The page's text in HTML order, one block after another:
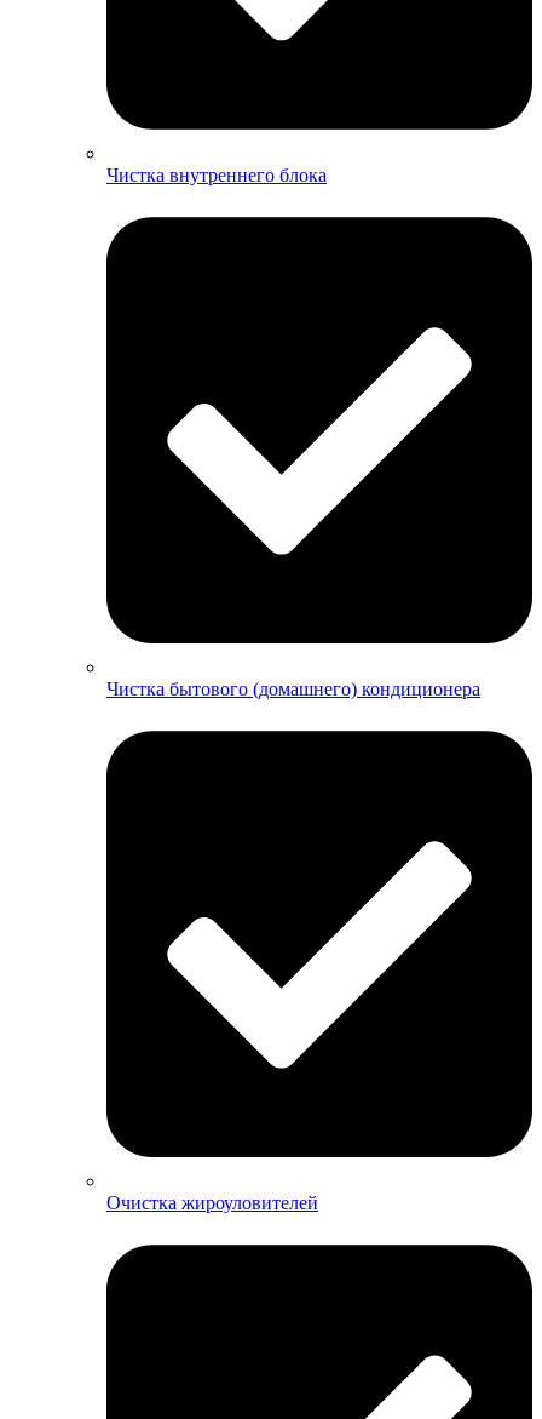
Чистка внутреннего блока
Чистка бытового (домашнего) кондиционера
Очистка жироуловителей